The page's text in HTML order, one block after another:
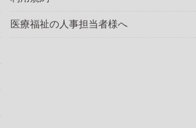
医療福祉の人事担当者様へ